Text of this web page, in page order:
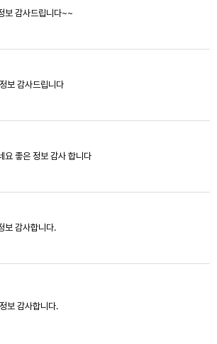
보 감사드립니다~~
보 감사드립니다
요 좋은 정보 감사 합니다
보 감사합니다.
보 감사합니다.